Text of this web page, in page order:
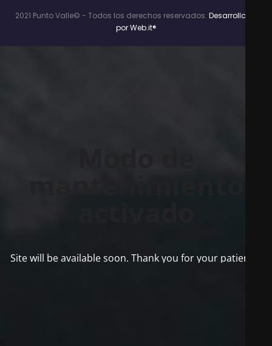
2021 Punto Valle© - Todos los derechos reservados. Desarrollado
por Web.it®
Site will be available soon. Thank you for your patience!